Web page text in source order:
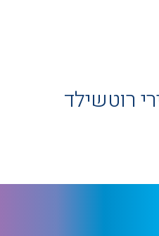
רוטשילד